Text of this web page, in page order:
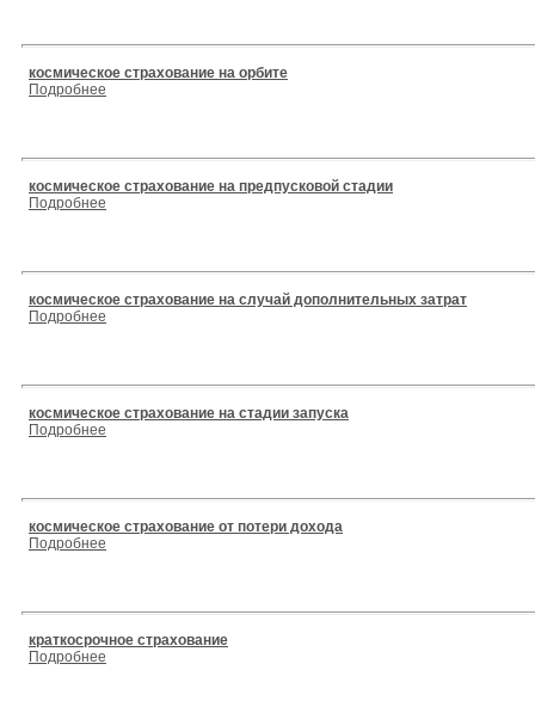
космическое страхование на орбите
Подробнее
космическое страхование на предпусковой стадии
Подробнее
космическое страхование на случай дополнительных затрат
Подробнее
космическое страхование на стадии запуска
Подробнее
космическое страхование от потери дохода
Подробнее
краткосрочное страхование
Подробнее